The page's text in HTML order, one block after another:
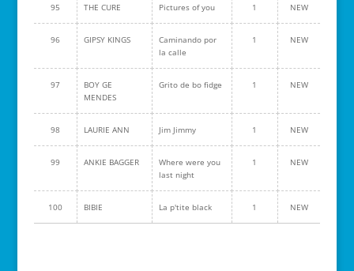
95 THE CURE Pictures of you 1 NEW
96 GIPSY KINGS
Caminando por
la calle
1 NEW
97
BOY GE
MENDES
Grito de bo fidge 1 NEW
98 LAURIE ANN Jim Jimmy 1 NEW
99 ANKIE BAGGER
Where were you
last night
1 NEW
100 BIBIE La p'tite black 1 NEW